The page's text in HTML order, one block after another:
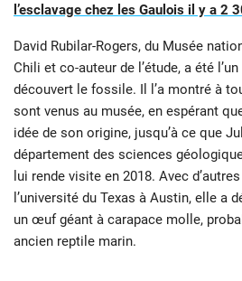
l’esclavage chez les Gaulois il y a 2
David Rubilar-Rogers, du Musée
Chili et co-auteur de l’étude, a été
découvert le fossile. Il l’a montré à
sont venus au musée, en espérant
idée de son origine, jusqu’à ce que
département des sciences
lui rende visite en 2018. Avec
l’université du Texas à Austin, elle a
un œuf géant à carapace molle,
ancien reptile marin.